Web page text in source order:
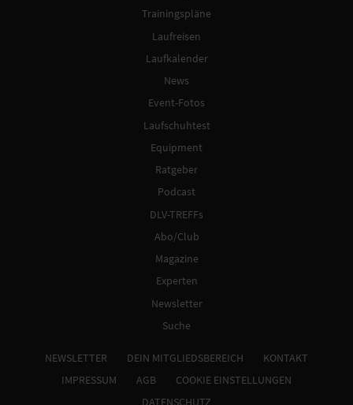
Trainingspläne
Laufreisen
Laufkalender
News
Event-Fotos
Laufschuhtest
Equipment
Ratgeber
Podcast
DLV-TREFFs
Abo/Club
Magazine
Experten
Newsletter
Suche
NEWSLETTER DEIN MITGLIEDSBEREICH
KONTAKT
IMPRESSUM
AGB
COOKIE EINSTELLUNGEN
DATENSCHUTZ